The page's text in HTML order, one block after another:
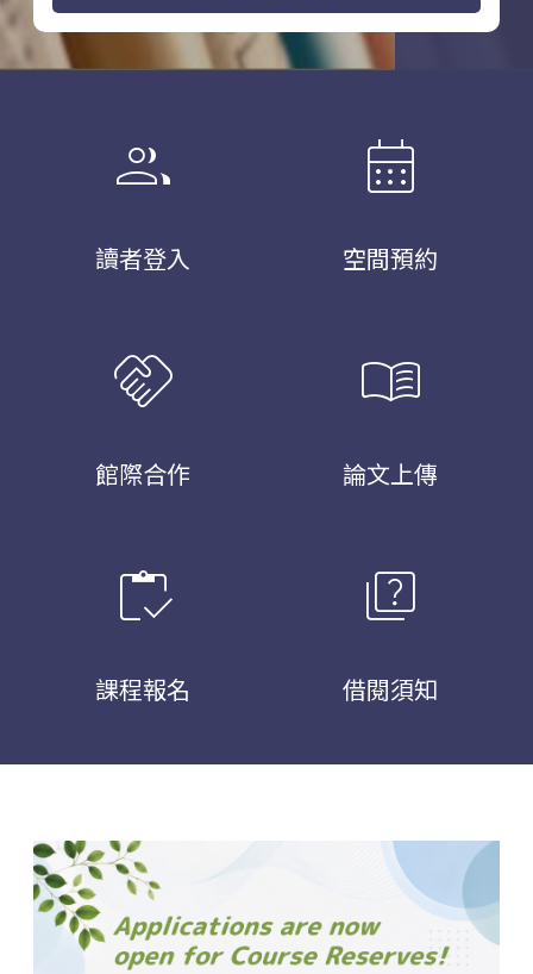
group
讀者登入
calendar_month
空間預約
handshake
館際合作
menu_book
論文上傳
inventory
課程報名
quiz
借閱須知